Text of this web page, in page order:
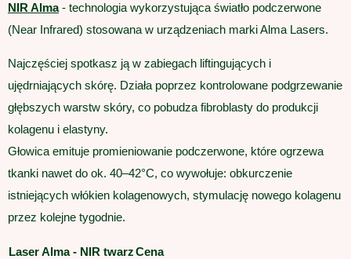
NIR Alma- technologia wykorzystująca światło podczerwone
(Near Infrared) stosowana w urządzeniach marki Alma Lasers.
Najczęściej spotkasz ją w zabiegach liftingujących i
ujędrniających skórę. Działa poprzez kontrolowane podgrzewanie
głębszych warstw skóry, co pobudza fibroblasty do produkcji
kolagenu i elastyny.
Głowica emituje promieniowanie podczerwone, które ogrzewa
tkanki nawet do ok. 40–42°C, co wywołuje: obkurczenie
istniejących włókien kolagenowych, stymulację nowego kolagenu
przez kolejne tygodnie.
Laser Alma - NIR twarzCena